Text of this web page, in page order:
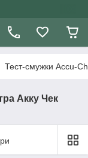
Тест-смужки Accu-
Акку Чек